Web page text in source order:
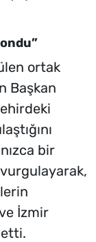
ortak
Başkan
bir
vurgulayarak,
İzmir
etti.